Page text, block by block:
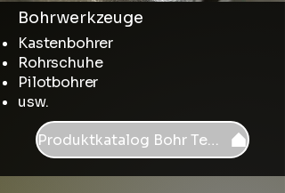
Bohrwerkzeuge
Kastenbohrer
Rohrschuhe
Pilotbohrer
usw.
Produktkatalog Bohr Tech